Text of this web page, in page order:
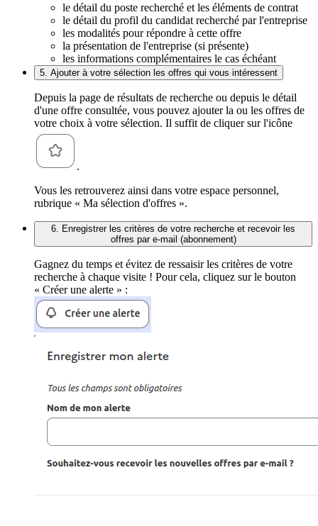
le détail du poste recherché et les éléments de contrat
le détail du profil du candidat recherché par l'entreprise
les modalités pour répondre à cette offre
la présentation de l'entreprise (si présente)
les informations complémentaires le cas échéant
5. Ajouter à votre sélection les offres qui vous intéressent
Depuis la page de résultats de recherche ou depuis le détail
d'une offre consultée, vous pouvez ajouter la ou les offres de
votre choix à votre sélection. Il suffit de cliquer sur l'icône
.
Vous les retrouverez ainsi dans votre espace personnel,
rubrique « Ma sélection d'offres ».
6. Enregistrer les critères de votre recherche et recevoir les
offres par e-mail (abonnement)
Gagnez du temps et évitez de ressaisir les critères de votre
recherche à chaque visite ! Pour cela, cliquez sur le bouton
« Créer une alerte » :